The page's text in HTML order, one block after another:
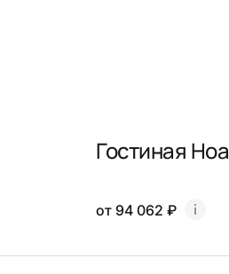
Гостиная Ноа
от 94 062 ₽